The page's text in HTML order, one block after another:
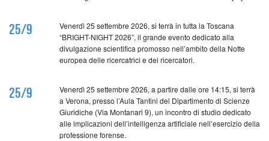
25/9
Venerdì 25 settembre 2026, si terrà in tutta la Toscana
“BRIGHT-NIGHT 2026”, il grande evento dedicato alla
divulgazione scientifica promosso nell’ambito della Notte
europea delle ricercatrici e dei ricercatori.
25/9
Venerdì 25 settembre 2026, a partire dalle ore 14:15, si terrà
a Verona, presso l’Aula Tantini del Dipartimento di Scienze
Giuridiche (Via Montanari 9), un incontro di studio dedicato
alle implicazioni dell’intelligenza artificiale nell’esercizio della
professione forense.